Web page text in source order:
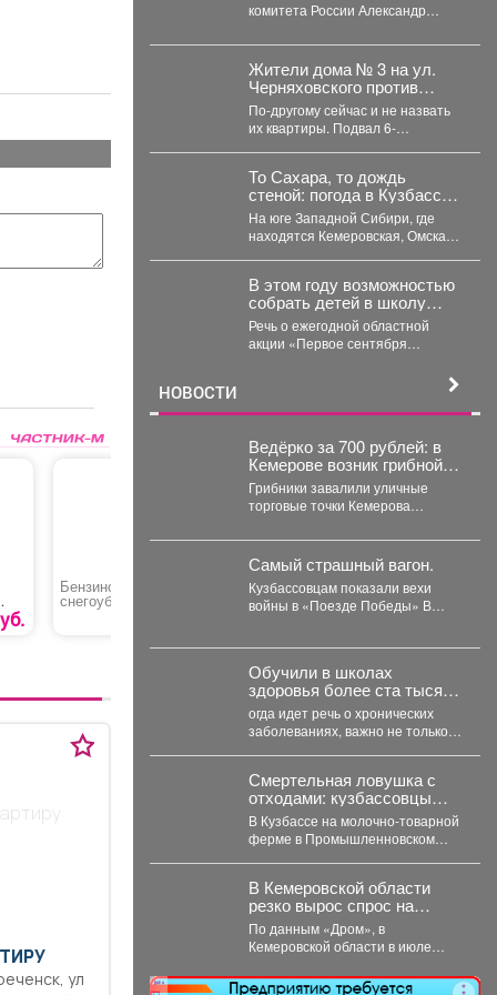
Бензиновый
снегоуборщик «Зубр
СМБ-7-72 Э»
Леска для триммера
квадрат
39 руб.
комитета России Александр
результатах расследования
уголовного дела по факту...
Жители дома № 3 на ул.
Черняховского против
жизни в сауне.
По-другому сейчас и не назвать
их квартиры. Подвал 6-
То Сахара, то дождь
стеной: погода в Кузбассе
станет хуже и аномальнее
– причина
На юге Западной Сибири, где
находятся Кемеровская, Омская,
В этом году возможностью
собрать детей в школу
воспользовались 163
малообеспеченные семьи
Междуреченска.
Речь о ежегодной областной
акции «Первое сентября
НОВОСТИ
Ведёрко за 700 рублей: в
Кемерове возник грибной
ажиотаж – везут аж с Алтая
Грибники завалили уличные
торговые точки Кемерова
Корреспондент VSE42.Ru
выяснил, где что есть...
Самый страшный вагон.
Кузбассовцам показали вехи
войны в «Поезде Победы» В
Обучили в школах
здоровья более ста тысяч
кузбассовцев.
огда идет речь о хронических
заболеваниях, важно не только
Смертельная ловушка с
отходами: кузбассовцы
погибли в навозном
котловане
В Кузбассе на молочно-товарной
ферме в Промышленновском
В Кемеровской области
резко вырос спрос на
подержанные
электромобили
По данным «Дром», в
Кемеровской области в июле
электромобилей увеличился на